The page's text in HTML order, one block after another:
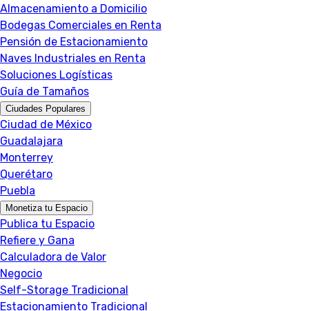
Almacenamiento a Domicilio
Bodegas Comerciales en Renta
Pensión de Estacionamiento
Naves Industriales en Renta
Soluciones Logísticas
Guía de Tamaños
Ciudades Populares
Ciudad de México
Guadalajara
Monterrey
Querétaro
Puebla
Monetiza tu Espacio
Publica tu Espacio
Refiere y Gana
Calculadora de Valor
Negocio
Self-Storage Tradicional
Estacionamiento Tradicional